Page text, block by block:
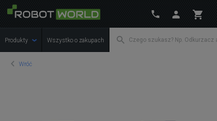
Produkty Wszystko o zakupach
Wróć